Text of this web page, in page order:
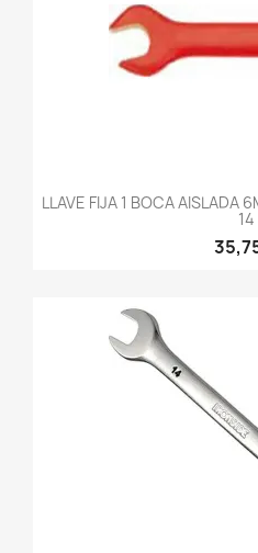
LLAVE FIJA 1 BOCA AISLADA
14